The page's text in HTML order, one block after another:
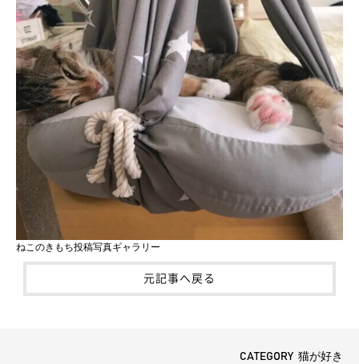
ねこのきもち投稿写真ギャラリー
元記事へ戻る
CATEGORY 猫が好き